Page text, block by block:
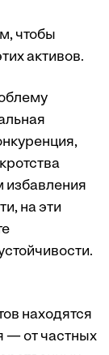
чтобы
активов.
на эти
находятся
— от частных